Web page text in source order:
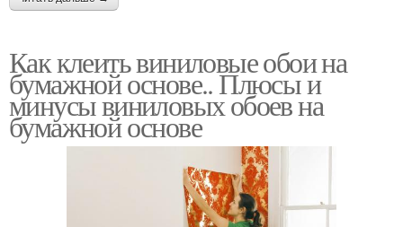
Как клеить виниловые обои на
бумажной основе.. Плюсы и
минусы виниловых обоев на
бумажной основе